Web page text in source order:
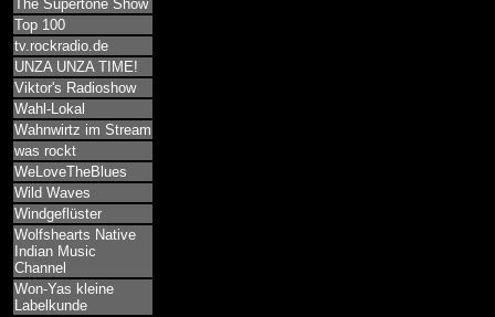
The Supertone Show
Top 100
tv.rockradio.de
UNZA UNZA TIME!
Viktor's Radioshow
Wahl-Lokal
Wahnwirtz im Stream
was rockt
WeLoveTheBlues
Wild Waves
Windgeflüster
Wolfshearts Native
Indian Music
Channel
Won-Yas kleine
Labelkunde